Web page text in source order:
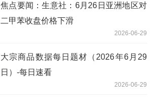
焦点要闻：生意社：6月26日亚洲地区对
二甲苯收盘价格下滑
2026-06-29
大宗商品数据每日题材（2026年6月29
日）​-每日速看
2026-06-29